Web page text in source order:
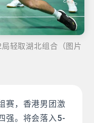
轻取湖北组合（图片
赛，香港男团激
强。将会落入5-